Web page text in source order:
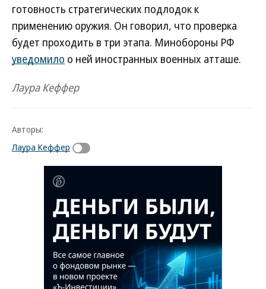
готовность стратегических подлодок к
применению оружия. Он говорил, что проверка
будет проходить в три этапа. Минобороны РФ
уведомило о ней иностранных военных атташе.
Лаура Кеффер
Авторы:
Лаура Кеффер